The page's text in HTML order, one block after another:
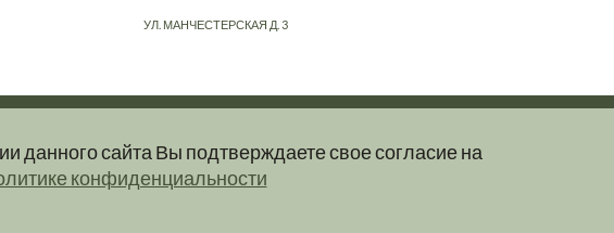
данного сайта Вы подтверждаете свое согласие на
конфиденциальности
УЛ. МАНЧЕСТЕРСКАЯ Д. 3
на сайте, не являются публичной офертой.
при обращении в клинику.